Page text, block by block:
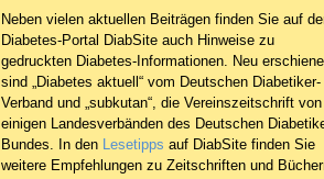
Neben vielen aktuellen Beiträgen finden Sie auf
Diabetes-Portal DiabSite auch Hinweise zu
gedruckten Diabetes-Informationen. Neu
sind „Diabetes aktuell“ vom Deutschen Diabetiker-
Verband und „subkutan“, die Vereinszeitschrift von
einigen Landesverbänden des Deutschen
Bundes. In den Lesetipps auf DiabSite finden Sie
weitere Empfehlungen zu Zeitschriften und